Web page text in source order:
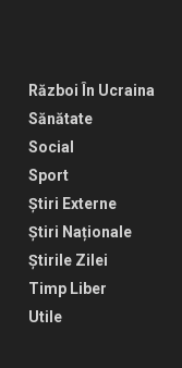
Război În Ucraina
Sănătate
Social
Sport
Știri Externe
Știri Naționale
Știrile Zilei
Timp Liber
Utile